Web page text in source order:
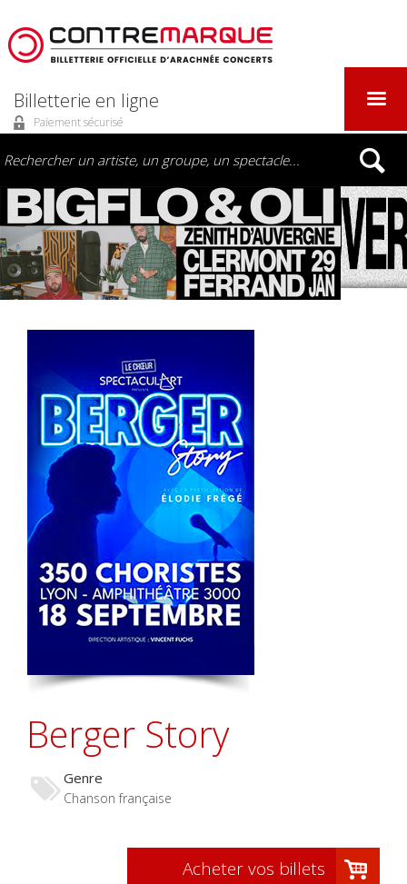
Billetterie en ligne
Paiement sécurisé
Berger Story
Genre
Chanson française
Acheter vos billets